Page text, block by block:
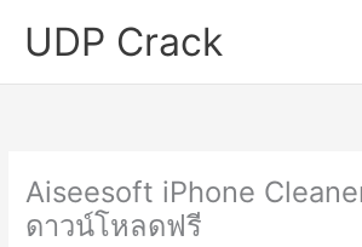
UDP Crack
Aiseesoft iPhone
ดาวน์โหลดฟรี